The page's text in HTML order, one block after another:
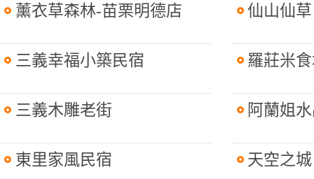
薰衣草森林-苗栗明德店
三義幸福小築民宿
三義木雕老街
東里家風民宿
仙山仙草
羅莊米
阿蘭姐
天空之城